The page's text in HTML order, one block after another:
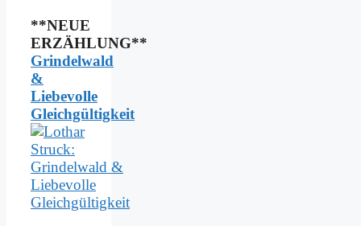
**NEUE
ERZÄHLUNG**
Grindelwald
&
Liebevolle
Gleichgültigkeit